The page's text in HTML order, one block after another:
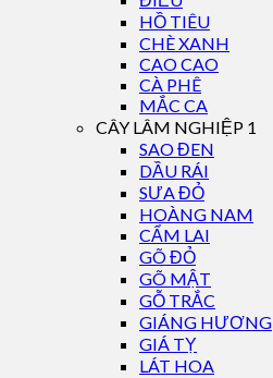
HỒ TIÊU
CHÈ XANH
CAO CAO
CÀ PHÊ
MẮC CA
CÂY LÂM NGHIỆP 1
SAO ĐEN
DẦU RÁI
SƯA ĐỎ
HOÀNG NAM
CẨM LAI
GÕ ĐỎ
GÕ MẬT
GỖ TRẮC
GIÁNG HƯƠNG
GIÁ TỴ
LÁT HOA